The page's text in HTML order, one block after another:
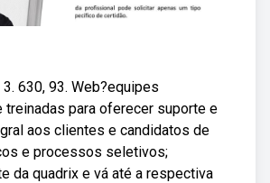
3. 630, 93. Web?equipes
para oferecer suporte e
aos clientes e candidatos de
e processos seletivos;
da quadrix e vá até a respectiva